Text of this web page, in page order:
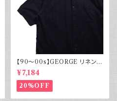
【90～00s】GEORGE リネンレ
ーヨンシャツ 黒 ボックスシルエ
ット XL
¥7,184
20%OFF